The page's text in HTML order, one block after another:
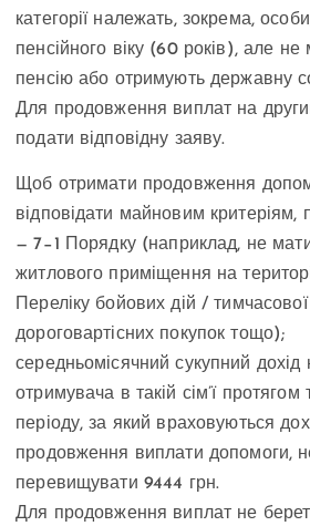
категорії належать, зокрема,
пенсійного віку (60 років), але
пенсію або отримують державну
Для продовження виплат на
подати відповідну заяву.
Щоб отримати продовження
відповідати майновим критеріям,
— 7−1 Порядку (наприклад, не
житлового приміщення на
Переліку бойових дій / тимчасової
дороговартісних покупок тощо);
середньомісячний сукупний дохід
отримувача в такій сім’ї протягом
періоду, за який враховуються
продовження виплати допомоги,
перевищувати 9444 грн.
Для продовження виплат не